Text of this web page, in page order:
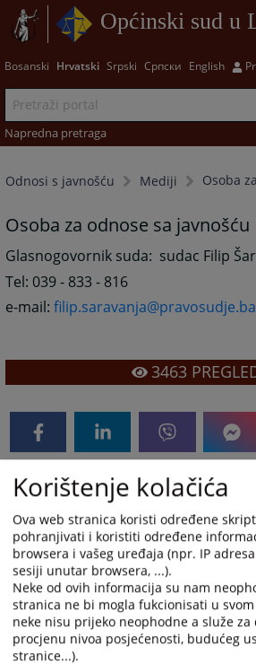
Općinski sud u
Bosanski Hrvatski Srpski Српски English
Napredna pretraga
Odnosi s javnošću Mediji Osoba
Osoba za odnose sa javnošću
Glasnogovornik suda: sudac Filip
Tel: 039 - 833 - 816
e-mail:filip.saravanja@pravosudje.ba
3463
Korištenje kolačića
Ova web stranica koristi određene
pohranjivati i koristiti određene
browsera i vašeg uređaja (npr. IP
sesiji unutar browsera, ...).
Neke od ovih informacija su nam
stranica ne bi mogla fukcionisati u
neke nisu prijeko neophodne a služe
procjenu nivoa posjećenosti, budućeg
stranice...).